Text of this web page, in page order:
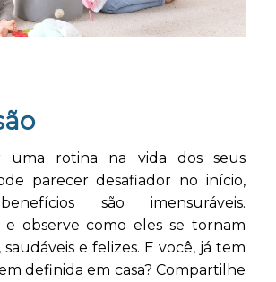
uma rotina na vida dos seus
parecer desafiador no início,
são imensuráveis.
e observe como eles se tornam
saudáveis e felizes. E você, já tem
definida em casa? Compartilhe